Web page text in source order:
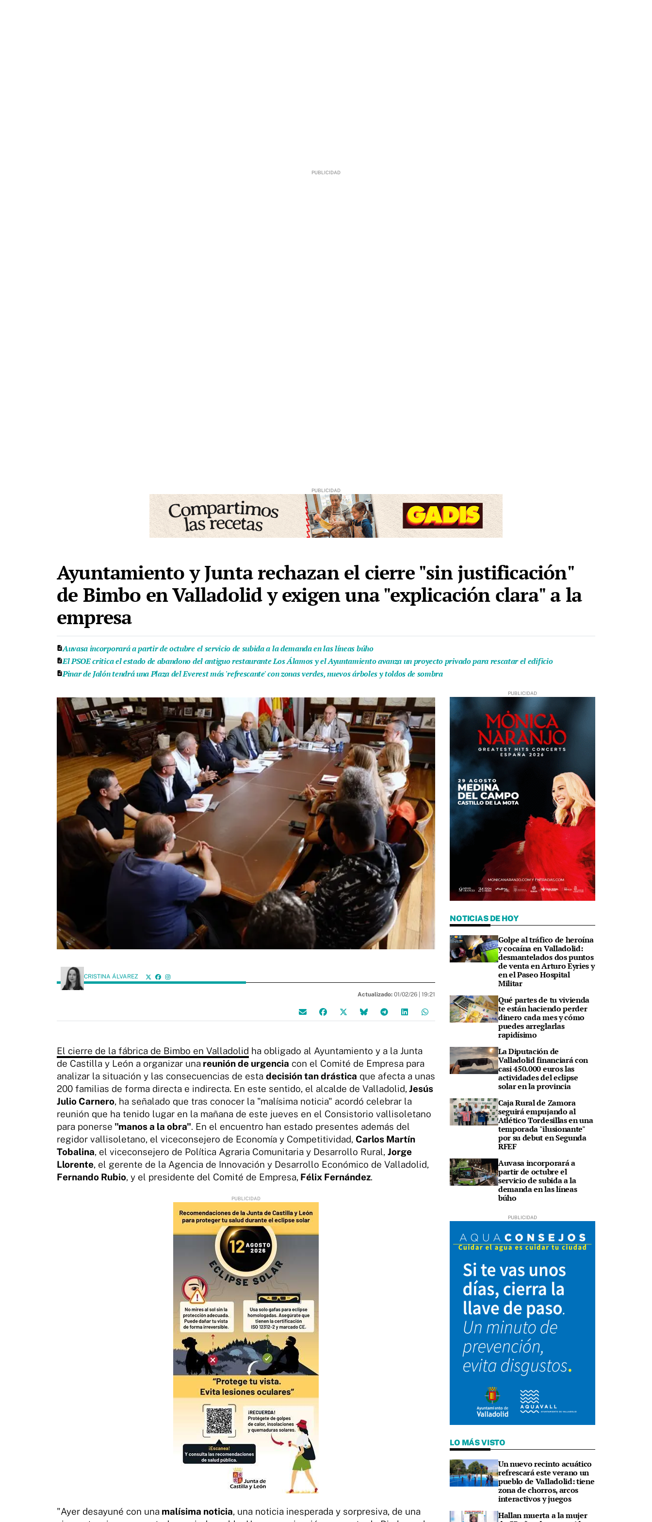
Ayuntamiento y Junta rechazan el cierre "sin justificación"
de Bimbo en Valladolid y exigen una "explicación clara" a la
empresa
Auvasa incorporará a partir de octubre el servicio de subida a la demanda en las líneas búho
El PSOE critica el estado de abandono del antiguo restaurante Los Álamos y el Ayuntamiento avanza un proyecto privado para rescatar el edificio
Pinar de Jalón tendrá una Plaza del Everest más 'refrescante' con zonas verdes, nuevos árboles y toldos de sombra
CRISTINA ÁLVAREZ
Actualizado: 01/02/26 | 19:21
El cierre de la fábrica de Bimbo en Valladolid ha obligado al Ayuntamiento y a la Junta
de Castilla y León a organizar una reunión de urgencia con el Comité de Empresa para
analizar la situación y las consecuencias de esta decisión tan drástica que afecta a unas
200 familias de forma directa e indirecta. En este sentido, el alcalde de Valladolid, Jesús
Julio Carnero, ha señalado que tras conocer la "malísima noticia" acordó celebrar la
reunión que ha tenido lugar en la mañana de este jueves en el Consistorio vallisoletano
para ponerse "manos a la obra". En el encuentro han estado presentes además del
regidor vallisoletano, el viceconsejero de Economía y Competitividad, Carlos Martín
Tobalina, el viceconsejero de Política Agraria Comunitaria y Desarrollo Rural, Jorge
Llorente, el gerente de la Agencia de Innovación y Desarrollo Económico de Valladolid,
Fernando Rubio, y el presidente del Comité de Empresa, Félix Fernández.
"Ayer desayuné con una malísima noticia, una noticia inesperada y sorpresiva, de una
NOTICIAS DE HOY
Golpe al tráfico de heroína
y cocaína en Valladolid:
desmantelados dos puntos
de venta en Arturo Eyries y
en el Paseo Hospital
Militar
Qué partes de tu vivienda
te están haciendo perder
dinero cada mes y cómo
puedes arreglarlas
rapidísimo
La Diputación de
Valladolid financiará con
casi 450.000 euros las
actividades del eclipse
solar en la provincia
Caja Rural de Zamora
seguirá empujando al
Atlético Tordesillas en una
temporada "ilusionante"
por su debut en Segunda
RFEF
Auvasa incorporará a
partir de octubre el
servicio de subida a la
demanda en las líneas
búho
LO MÁS VISTO
Un nuevo recinto acuático
refrescará este verano un
pueblo de Valladolid: tiene
zona de chorros, arcos
interactivos y juegos
Hallan muerta a la mujer